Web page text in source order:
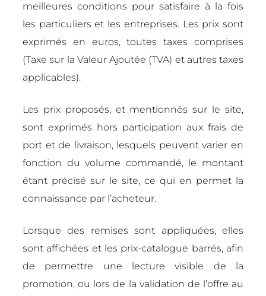
meilleures conditions pour satisfaire à la fois
les particuliers et les entreprises. Les prix sont
exprimés en euros, toutes taxes comprises
(Taxe sur la Valeur Ajoutée (TVA) et autres taxes
applicables).
Les prix proposés, et mentionnés sur le site,
sont exprimés hors participation aux frais de
port et de livraison, lesquels peuvent varier en
fonction du volume commandé, le montant
étant précisé sur le site, ce qui en permet la
connaissance par l’acheteur.
Lorsque des remises sont appliquées, elles
sont affichées et les prix-catalogue barrés, afin
de permettre une lecture visible de la
promotion, ou lors de la validation de l’offre au